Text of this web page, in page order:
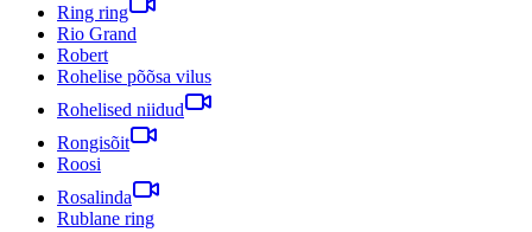
Ring ring
Rio Grand
Robert
Rohelise põõsa vilus
Rohelised niidud
Rongisõit
Roosi
Rosalinda
Rublane ring